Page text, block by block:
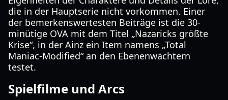
die in der Hauptserie nicht vorkommen. Einer
der bemerkenswertesten Beiträge ist die 30-
minütige OVA mit dem Titel „Nazaricks größte
Krise“, in der Ainz ein Item namens „Total
Maniac-Modified“ an den Ebenenwächtern
testet.
Spielfilme und Arcs